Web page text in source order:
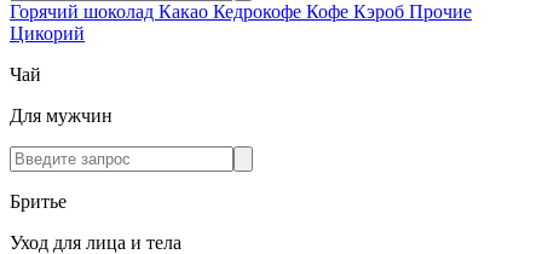
Горячий шоколад Какао Кедрокофе Кофе Кэроб Прочие
Цикорий
Чай
Для мужчин
Бритье
Уход для лица и тела